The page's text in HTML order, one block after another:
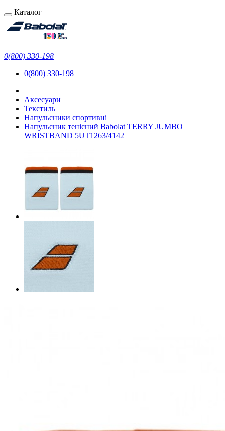
Каталог
0(800) 330-198
0(800) 330-198
Аксесуари
Текстиль
Напульсники спортивні
Напульсник тенісний Babolat TERRY JUMBO
WRISTBAND 5UT1263/4142